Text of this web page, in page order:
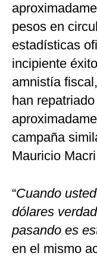
pesos en
estadísticas
incipiente
amnistía
han
campaña
Mauricio
“Cuando
dólares
pasando es
en el mismo